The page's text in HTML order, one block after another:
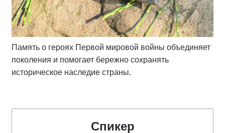
Память о героях Первой мировой войны объединяет
поколения и помогает бережно сохранять
историческое наследие страны.
Спикер